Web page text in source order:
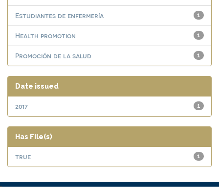
1
Estudiantes de enfermería
1
Health promotion
1
Promoción de la salud
Date issued
1
2017
Has File(s)
1
true